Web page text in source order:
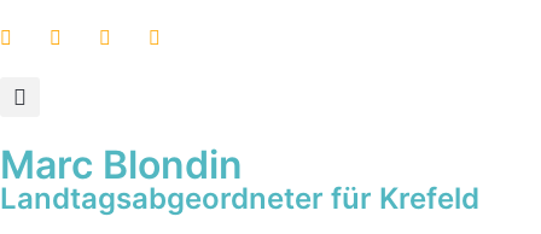
Marc Blondin
Landtagsabgeordneter für Krefeld